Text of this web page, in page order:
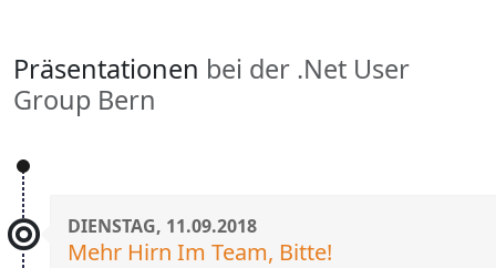
Präsentationen bei der .Net User
Group Bern
DIENSTAG, 11.09.2018
Mehr Hirn Im Team, Bitte!